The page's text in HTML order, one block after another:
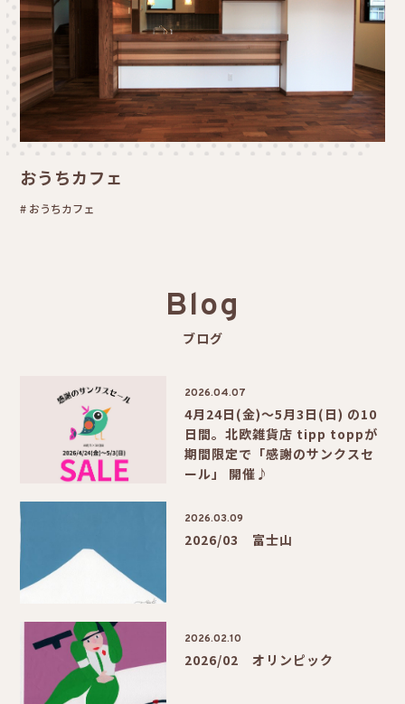
おうちカフェ
おうちカフェ
Blog
ブログ
2026.04.07
4月24日(金)〜5月3日(日) の10
日間。北欧雑貨店 tipp toppが
期間限定で「感謝のサンクスセ
ール」 開催♪
2026.03.09
2026/03 富士山
2026.02.10
2026/02 オリンピック